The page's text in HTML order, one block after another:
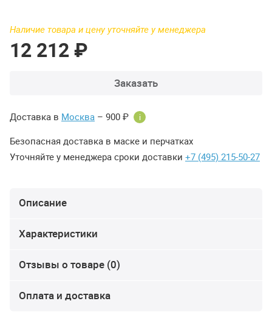
Наличие товара и цену уточняйте у менеджера
12 212 ₽
Заказать
Доставка в Москва – 900 ₽ i
Безопасная доставка в маске и перчатках
Уточняйте у менеджера сроки доставки +7 (495) 215-50-27
Описание
Характеристики
Отзывы о товаре (0)
Оплата и доставка